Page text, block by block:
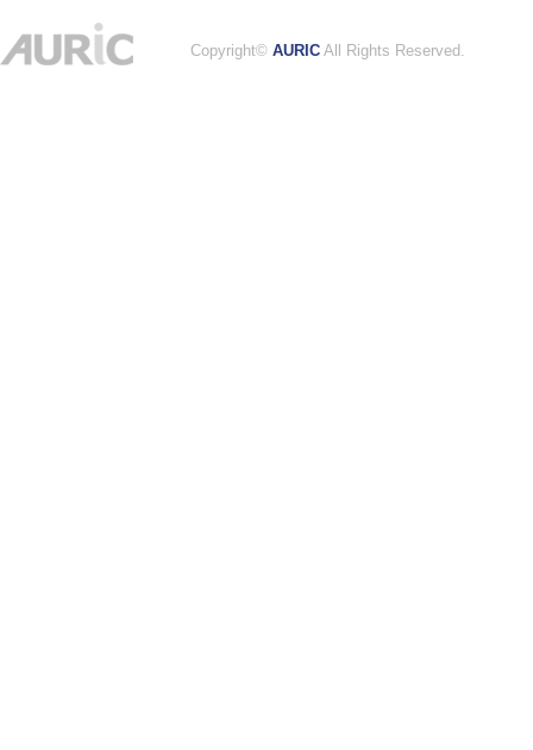
Copyright© AURIC All Rights Reserved.